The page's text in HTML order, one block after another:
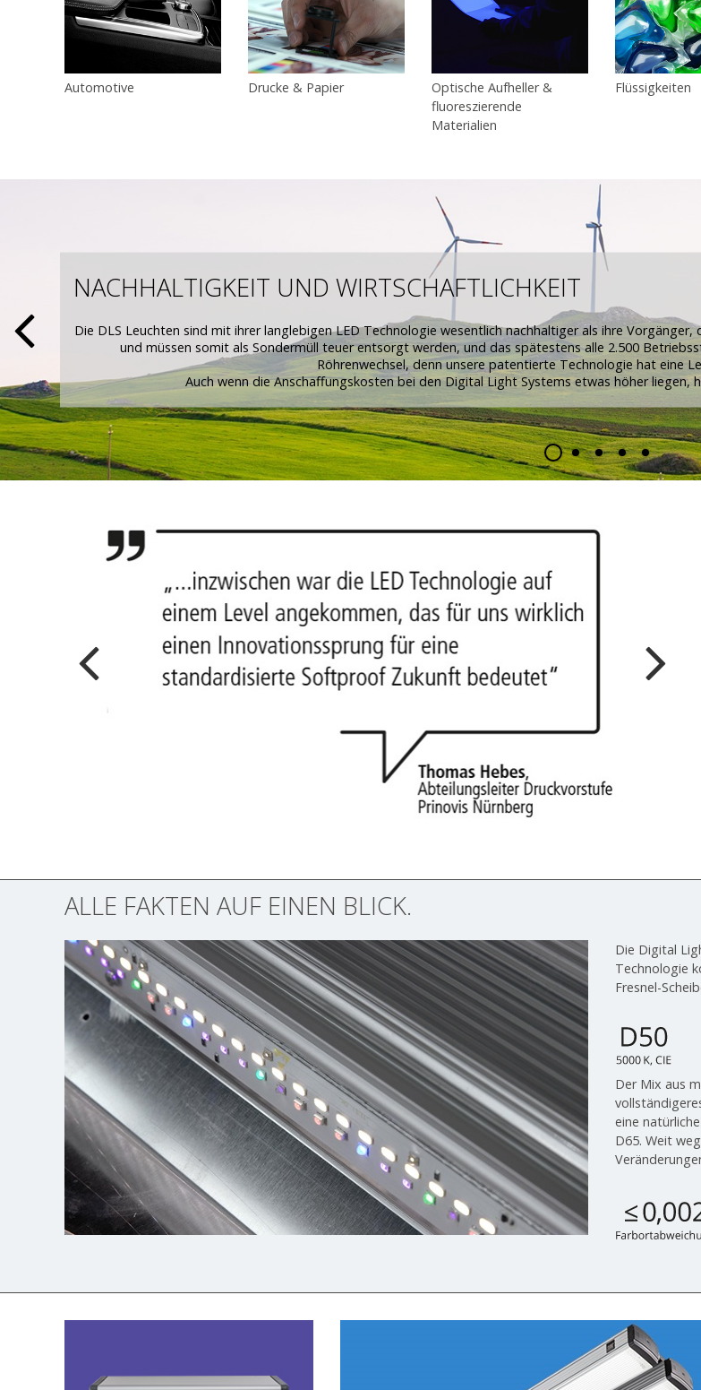
Automotive Drucke & Papier
Optische Aufheller &
fluoreszierende
Materialien
Flüssigkeiten
NACHHALTIGKEIT UND WIRTSCHAFTLICHKEIT
Die DLS Leuchten sind mit ihrer langlebigen LED Technologie wesentlich nachhaltiger als ihre
und müssen somit als Sondermüll teuer entsorgt werden, und das spätestens alle 2.500
Röhrenwechsel, denn unsere patentierte Technologie hat eine
Auch wenn die Anschaffungskosten bei den Digital Light Systems etwas höher liegen,
ALLE FAKTEN AUF EINEN BLICK.
Die Digital
Technologie
Fresnel-
Der Mix aus
eine
D65. Weit